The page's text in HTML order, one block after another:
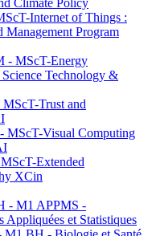
Climate Policy
Internet of Things :
Management Program
- MScT-Energy
Technology &
Trust and
MScT-Visual Computing
Extended
XCin
- M1 APPMS -
Appliquées et Statistiques